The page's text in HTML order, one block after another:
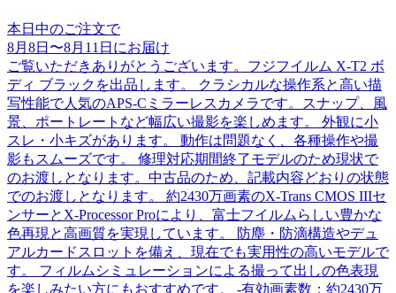
本日中のご注文で
8月8日 〜8月11日 にお届け
ご覧いただきありがとうございます。フジフイルム X-T2 ボ
ディ ブラックを出品します。 クラシカルな操作系と高い描
写性能で人気のAPS-Cミラーレスカメラです。スナップ、風
景、ポートレートなど幅広い撮影を楽しめます。 外観に小
スレ・小キズがあります。 動作は問題なく、各種操作や撮
影もスムーズです。 修理対応期間終了モデルのため現状で
のお渡しとなります。中古品のため、記載内容どおりの状態
でのお渡しとなります。 約2430万画素のX-Trans CMOS IIIセ
ンサーとX-Processor Proにより、富士フイルムらしい豊かな
色再現と高画質を実現しています。 防塵・防滴構造やデュ
アルカードスロットを備え、現在でも実用性の高いモデルで
す。 フィルムシミュレーションによる撮って出しの色表現
を楽しみたい方にもおすすめです。 -有効画素数：約2430万